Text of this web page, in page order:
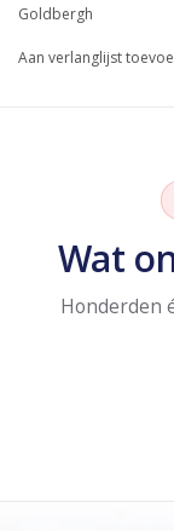
Goldbergh
Aan verlanglijst
Wat
Honderden